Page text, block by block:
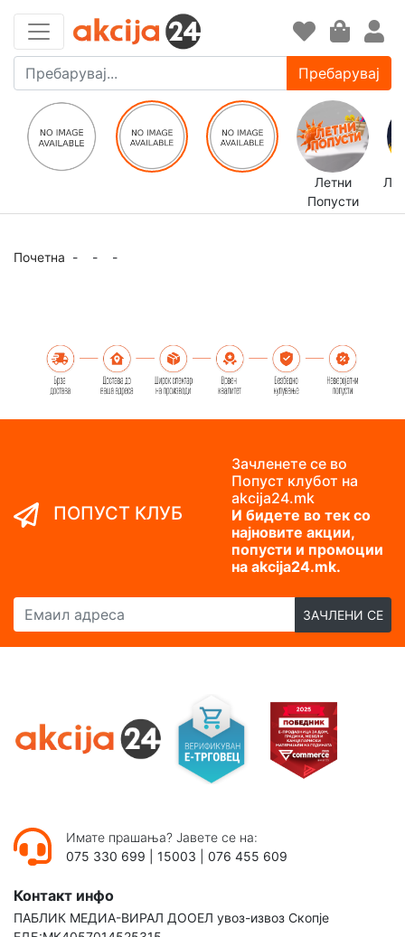
Пребарувај
Летни
Попусти
Почетна - - -
ПОПУСТ КЛУБ
Зачленете се во
Попуст клубот на
akcija24.mk
И бидете во тек со
најновите акции,
попусти и промоции
на akcija24.mk.
Емаил адреса
ЗАЧЛЕНИ СЕ
Имате прашања? Јавете се на:
075 330 699
15003 076 455 609
Контакт инфо
ПАБЛИК МЕДИА-ВИРАЛ ДООЕЛ увоз-извоз Скопје